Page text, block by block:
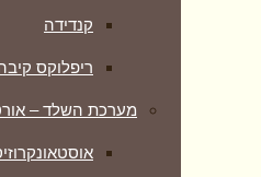
קנדידה
ריפלוקס
מערכת השלד –